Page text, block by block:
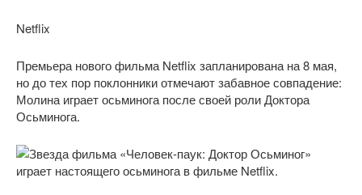
Netflix
Премьера нового фильма Netflix запланирована на 8 мая,
но до тех пор поклонники отмечают забавное совпадение:
Молина играет осьминога после своей роли Доктора
Осьминога.